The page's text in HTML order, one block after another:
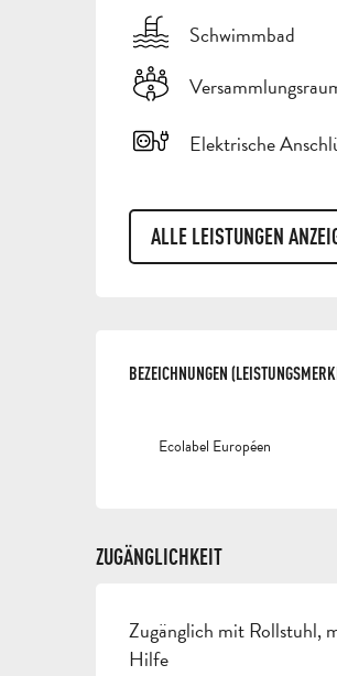
Schwimmbad
Elektrische
ALLE LEISTUNGEN
BEZEICHNUNGEN
BEZEICHNUNGEN
Ecolabel Européen
ZUGÄNGLICHKEIT
Zugänglich mit Rollstuhl,
Hilfe